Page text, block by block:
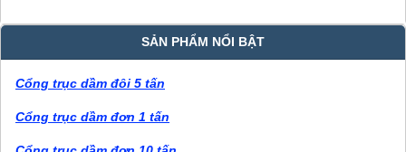
SẢN PHẨM NỔI BẬT
Cổng trục dầm đôi 5 tấn
Cổng trục dầm đơn 1 tấn